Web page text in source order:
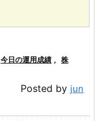
今日の運用成績 , 株
Posted by jun